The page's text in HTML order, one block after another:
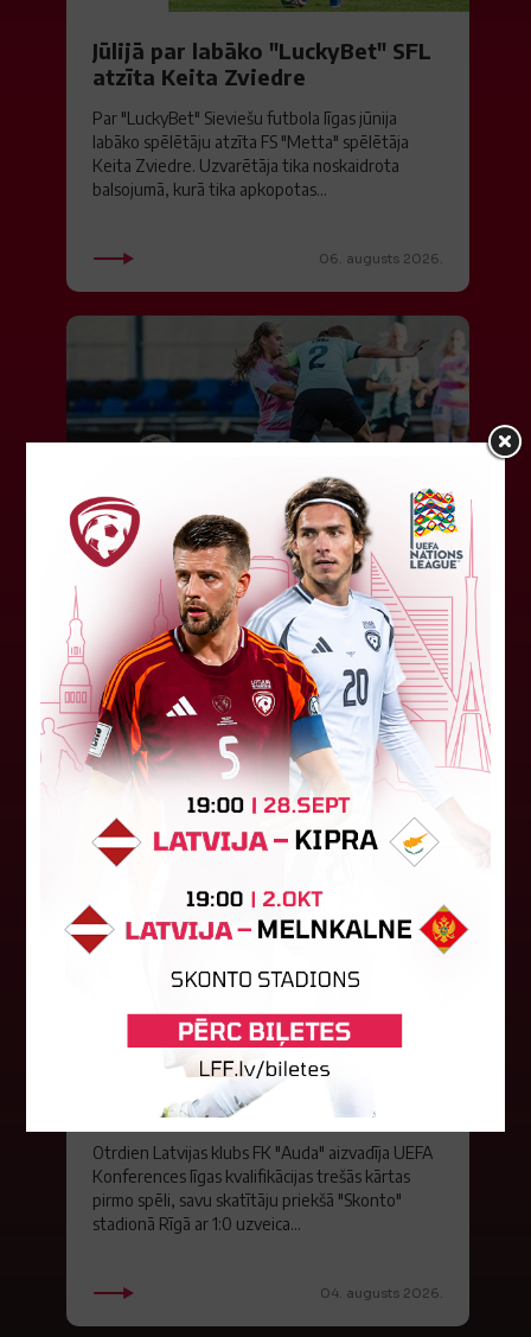
Jūlijā par labāko "LuckyBet" SFL
atzīta Keita Zviedre
Par "LuckyBet" Sieviešu futbola līgas jūnija
labāko spēlētāju atzīta FS "Metta" spēlētāja
Keita Zviedre. Uzvarētāja tika noskaidrota
balsojumā, kurā tika apkopotas...
06. augusts 2026.
"Riga FC Women" liek kārtīgi
pasvīst dānietēm
Latvijas čempions sieviešu futbolā "Riga FC
Women" trešdien aizvadīja UEFA Čempionu līgas
kvalifikācijas otrās kārtas pusfināla spēli Dānijā
pret "HB Køge". Cīņā pret...
05. augusts 2026.
FK "Auda" pie eirokausu galda
turpina baudīt desertus
Otrdien Latvijas klubs FK "Auda" aizvadīja UEFA
Konferences līgas kvalifikācijas trešās kārtas
pirmo spēli, savu skatītāju priekšā "Skonto"
stadionā Rīgā ar 1:0 uzveica...
04. augusts 2026.